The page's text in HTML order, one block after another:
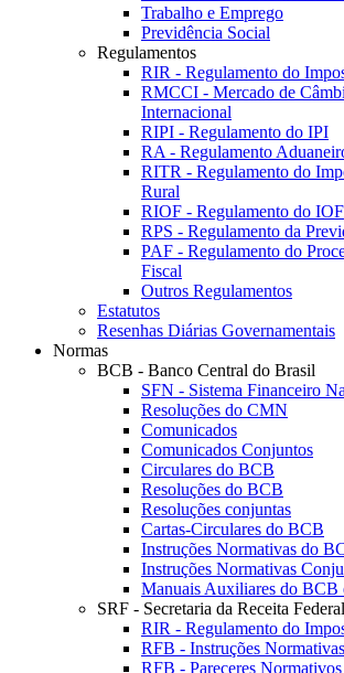
Trabalho e Emprego
Previdência Social
Regulamentos
RIR - Regulamento do
RMCCI - Mercado de
Internacional
RIPI - Regulamento do IPI
RA - Regulamento
RITR - Regulamento do
Rural
RIOF - Regulamento do IOF
RPS - Regulamento da
PAF - Regulamento do
Fiscal
Outros Regulamentos
Estatutos
Resenhas Diárias Governamentais
Normas
BCB - Banco Central do Brasil
SFN - Sistema Financeiro
Resoluções do CMN
Comunicados
Comunicados Conjuntos
Circulares do BCB
Resoluções do BCB
Resoluções conjuntas
Cartas-Circulares do BCB
Instruções Normativas do
Instruções Normativas
Manuais Auxiliares do BCB
SRF - Secretaria da Receita Federal
RIR - Regulamento do
RFB - Instruções Normativas
RFB - Pareceres Normativos